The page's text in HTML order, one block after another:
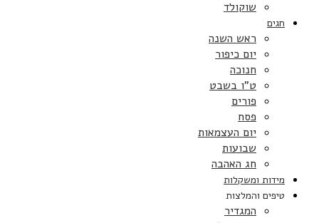
שוקולד
חגים
ראש השנה
יום כיפור
חנוכה
ט”ו בשבט
פורים
פסח
יום העצמאות
שבועות
חג האהבה
מידות ומשקלות
טיפים והמלצות
המגדיר